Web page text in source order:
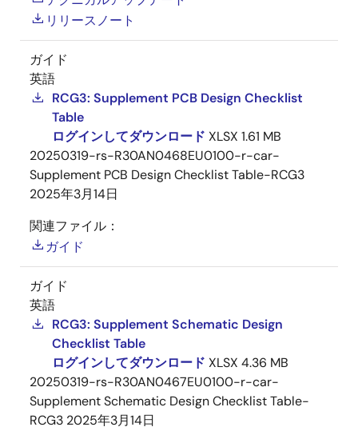
リリースノート
ガイド
英語
RCG3: Supplement PCB Design Checklist
Table
ログインしてダウンロード XLSX 1.61 MB
20250319-rs-R30AN0468EU0100-r-car-
Supplement PCB Design Checklist Table-RCG3
2025年3月14日
関連ファイル：
ガイド
ガイド
英語
RCG3: Supplement Schematic Design
Checklist Table
ログインしてダウンロード XLSX 4.36 MB
20250319-rs-R30AN0467EU0100-r-car-
Supplement Schematic Design Checklist Table-
RCG3 2025年3月14日